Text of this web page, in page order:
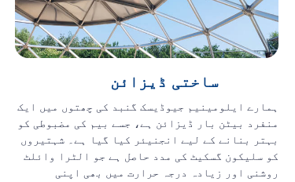
ساختی ڈیزائن
ہمارے ایلومینیم جیوڈیسک گنبد کی چھتوں میں ایک
منفرد بیٹن بار ڈیزائن ہے، جسے بیم کی مضبوطی کو
بہتر بنانے کے لیے انجنیئر کیا گیا ہے۔ شہتیروں
کو سلیکون گسکیٹ کی مدد حاصل ہے جو الٹرا وائلٹ
روشنی اور زیادہ درجہ حرارت میں بھی اپنی